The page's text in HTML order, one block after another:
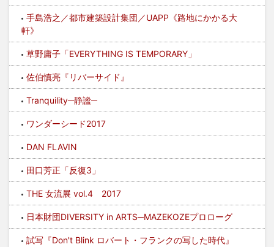
手島浩之／都市建築設計集団／UAPP《路地にかかる大
軒》
草野庸子「EVERYTHING IS TEMPORARY」
佐伯慎亮『リバーサイド』
Tranquility─静謐─
ワンダーシード2017
DAN FLAVIN
田口芳正「反復3」
THE 女流展 vol.4 2017
日本財団DIVERSITY in ARTS─MAZEKOZEプロローグ
試写『Don't Blink ロバート・フランクの写した時代』